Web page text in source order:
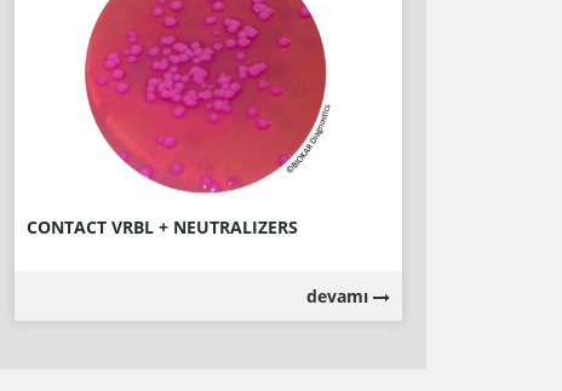
CONTACT VRBL + NEUTRALIZERS
devamı